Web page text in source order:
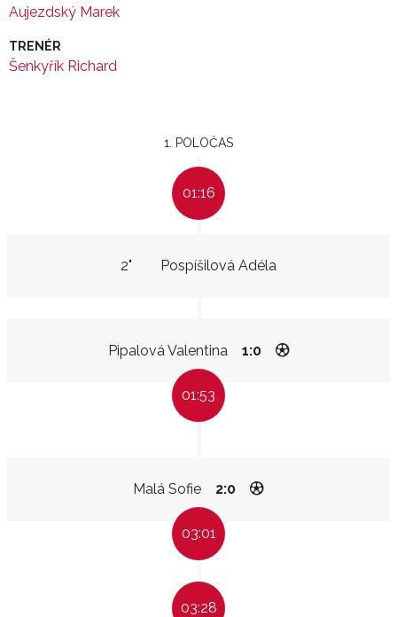
Aujezdský Marek
TRENÉR
Šenkyřík Richard
1. POLOČAS
01:16
Pospíšilová Adéla
2"
Pipalová Valentina 1:0
01:53
Malá Sofie 2:0
03:01
03:28